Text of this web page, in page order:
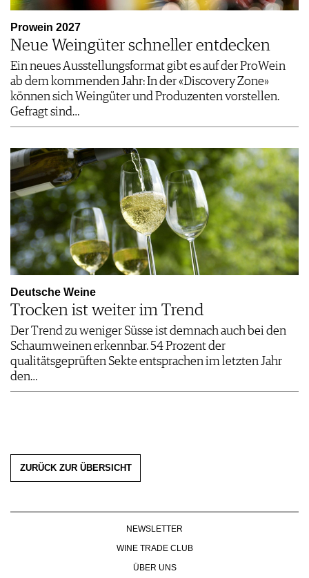
Prowein 2027
Neue Weingüter schneller entdecken
Ein neues Ausstellungsformat gibt es auf der ProWein
ab dem kommenden Jahr: In der «Discovery Zone»
können sich Weingüter und Produzenten vorstellen.
Gefragt sind…
Deutsche Weine
Trocken ist weiter im Trend
Der Trend zu weniger Süsse ist demnach auch bei den
Schaumweinen erkennbar. 54 Prozent der
qualitätsgeprüften Sekte entsprachen im letzten Jahr
den…
ZURÜCK ZUR ÜBERSICHT
NEWSLETTER
WINE TRADE CLUB
ÜBER UNS